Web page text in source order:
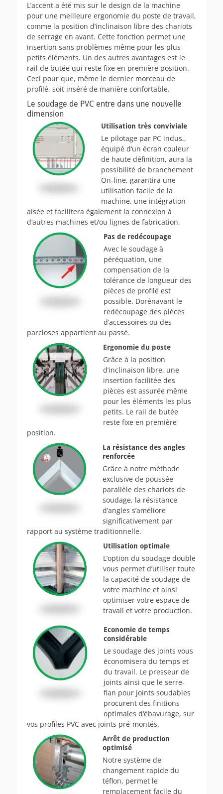
L’accent a été mis sur le design de la machine
pour une meilleure ergonomie du poste de travail,
comme la position d’inclinaison libre des chariots
de serrage en avant. Cette fonction permet une
insertion sans problèmes même pour les plus
petits éléments. Un des autres avantages est le
rail de butée qui reste fixe en première position.
Ceci pour que, même le dernier morceau de
profilé, soit inséré de manière confortable.
Le soudage de PVC entre dans une nouvelle
dimension
Utilisation très conviviale
Le pilotage par PC indus.,
équipé d‘un écran couleur
de haute définition, aura la
possibilité de branchement
On-line, garantira une
utilisation facile de la
machine, une intégration
aisée et facilitera également la connexion à
d‘autres machines et/ou lignes de fabrication.
Pas de redécoupage
Avec le soudage à
péréquation, une
compensation de la
tolérance de longueur des
pièces de profilé est
possible. Dorénavant le
redécoupage des pièces
d’accessoires ou des
parcloses appartient au passé.
Ergonomie du poste
Grâce à la position
d’inclinaison libre, une
insertion facilitée des
pièces est assurée même
pour les éléments les plus
petits. Le rail de butée
reste fixe en première
position.
La résistance des angles
renforcée
Grâce à notre méthode
exclusive de poussée
parallèle des chariots de
soudage, la résistance
d’angles s’améliore
significativement par
rapport au système traditionnelle.
Utilisation optimale
L’option du soudage double
vous permet d’utiliser toute
la capacité de soudage de
votre machine et ainsi
optimiser votre espace de
travail et votre production.
Economie de temps
considérable
Le soudage des joints vous
économisera du temps et
du travail. Le presseur de
joints ainsi que le serre-
flan pour joints soudables
procurent des finitions
optimales d‘ébavurage, sur
vos profiles PVC avec joints pré-montés.
Arrêt de production
optimisé
Notre système de
changement rapide du
téflon, permet le
remplacement facile du